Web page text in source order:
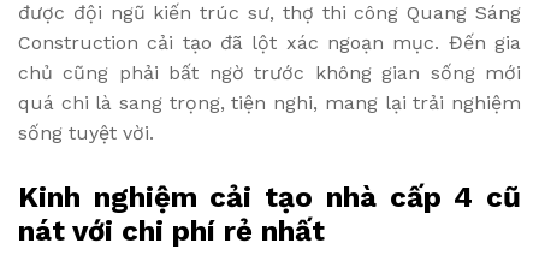
được đội ngũ kiến trúc sư, thợ thi công Quang Sáng
Construction cải tạo đã lột xác ngoạn mục. Đến gia
chủ cũng phải bất ngờ trước không gian sống mới
quá chi là sang trọng, tiện nghi, mang lại trải nghiệm
sống tuyệt vời.
Kinh nghiệm cải tạo nhà cấp 4 cũ
nát với chi phí rẻ nhất